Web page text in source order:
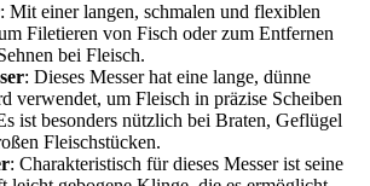
: Mit einer langen, schmalen und flexiblen
Filetieren von Fisch oder zum Entfernen
bei Fleisch.
: Dieses Messer hat eine lange, dünne
verwendet, um Fleisch in präzise Scheiben
ist besonders nützlich bei Braten, Geflügel
Fleischstücken.
: Charakteristisch für dieses Messer ist seine